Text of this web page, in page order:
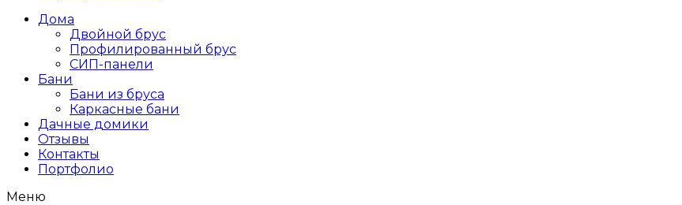
Дома
Двойной брус
Профилированный брус
СИП-панели
Бани
Бани из бруса
Каркасные бани
Дачные домики
Отзывы
Контакты
Портфолио
Меню